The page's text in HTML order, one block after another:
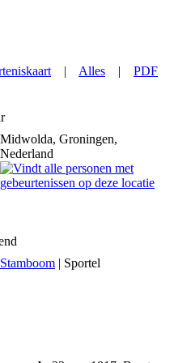
| Alles | PDF
Midwolda, Groningen,
Nederland
Stamboom | Sportel